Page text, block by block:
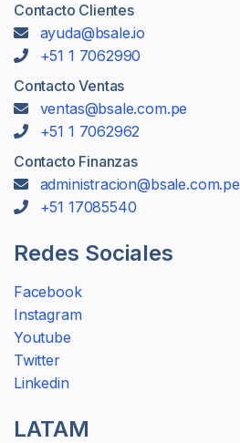
Contacto Clientes
ayuda@bsale.io
+51 1 7062990
Contacto Ventas
ventas@bsale.com.pe
+51 1 7062962
Contacto Finanzas
administracion@bsale.com.pe
+51 17085540
Redes Sociales
Facebook
Instagram
Youtube
Twitter
Linkedin
LATAM